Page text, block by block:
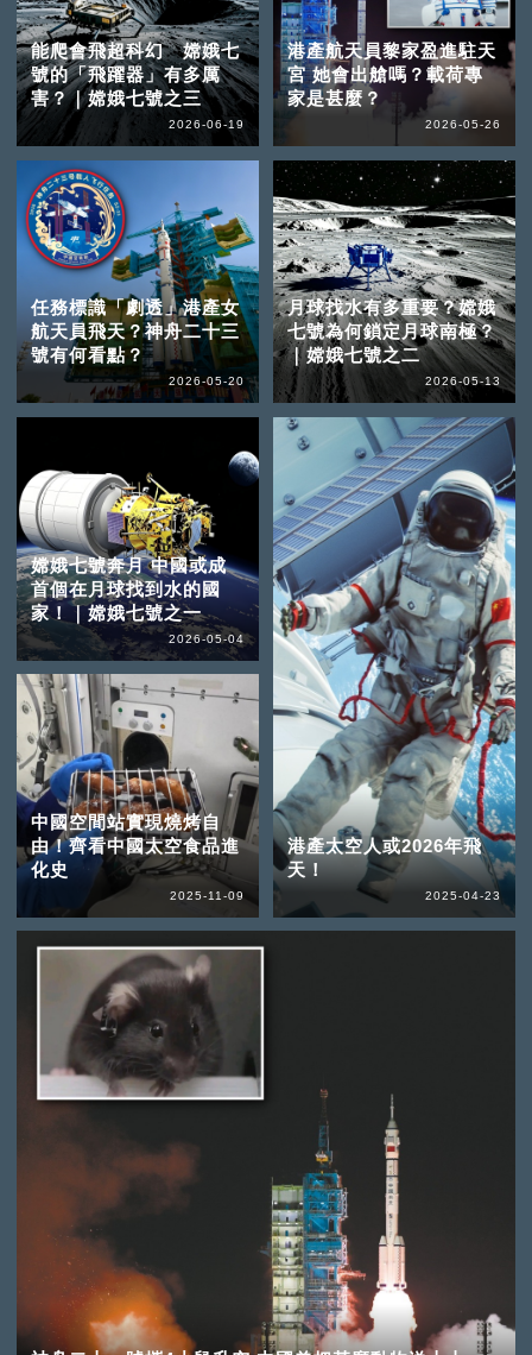
能爬會飛超科幻 嫦娥七
號的「飛躍器」有多厲
害？｜嫦娥七號之三
2026-06-19
港產航天員黎家盈進駐天
宮 她會出艙嗎？載荷專
家是甚麼？
2026-05-26
任務標識「劇透」港產女
航天員飛天？神舟二十三
號有何看點？
2026-05-20
月球找水有多重要？嫦娥
七號為何鎖定月球南極？
｜嫦娥七號之二
2026-05-13
嫦娥七號奔月 中國或成
首個在月球找到水的國
家！｜嫦娥七號之一
2026-05-04
中國空間站實現燒烤自
由！齊看中國太空食品進
化史
2025-11-09
港產太空人或2026年飛
天！
2025-04-23